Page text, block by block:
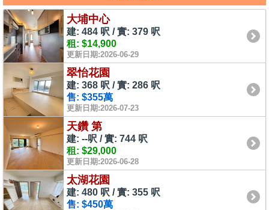
大埔中心
建: 484 呎 / 實: 379 呎
租: $14,900
更新日期:2026-06-29
翠怡花園
建: 368 呎 / 實: 286 呎
售: $355萬
更新日期:2026-07-23
天鑽 第
建: --呎 / 實: 744 呎
租: $29,000
更新日期:2026-06-28
太湖花園
建: 480 呎 / 實: 355 呎
售: $450萬